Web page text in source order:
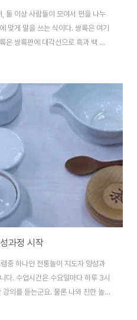
둘 이상 사람들이 모여서 편을 나누
맞게 말을 쓰는 식이다. 쌍륙은 여기
은 쌍륙판에 대각선으로 흑과 백 나
숫자에 맞게 쌍륙판에 말을두고(나
을 다쓰면 거꾸로 주사위를 던져 나
때는 장군이기도 하고 상대편 장군
는 상대편 나졸을 거꾸로 옴길수 있
과정 시작
중 하나인 전통놀이 지도자 양성과
다. 수업시간은 수요일마다 하루 3시
의를 듣는군요. 물론 나와 친한 놀이
도와 함께 우리나라 전통놀이를 소